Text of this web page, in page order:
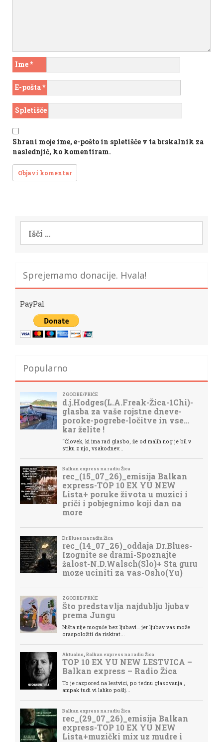
Ime*
E-pošta*
Spletišče
Shrani moje ime, e-pošto in spletišče v ta brskalnik za
naslednjič, ko komentiram.
Sprejemamo donacije. Hvala!
PayPal
Popularno